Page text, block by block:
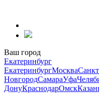
содержанию
Ваш город
Екатеринбург
ЕкатеринбургМосква
НовгородСамараУфа
ДонуКраснодарОмск